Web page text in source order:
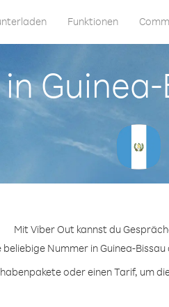
Funktionen
Mit Viber Out kannst du
beliebige Nummer in Guinea-
oder einen Tarif, um